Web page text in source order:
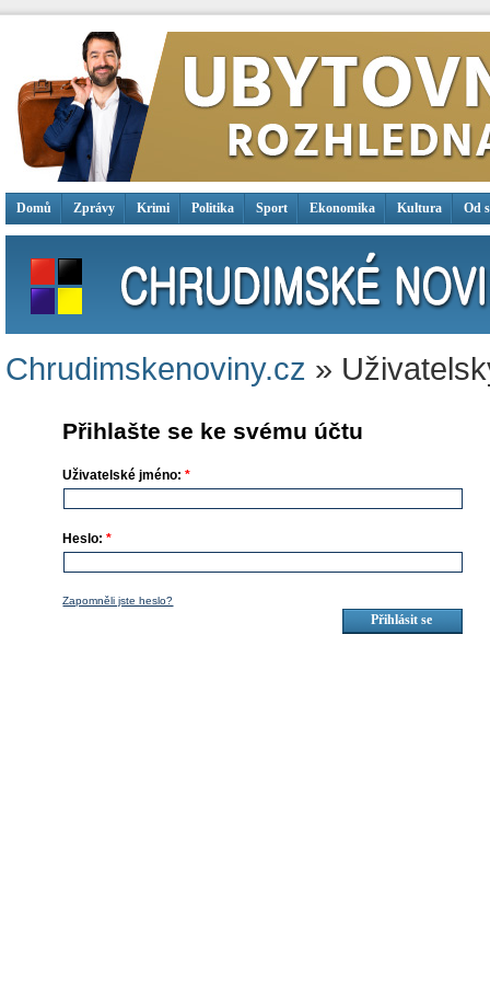
Domů Zprávy Krimi Politika Sport Ekonomika Kultura Od
Chrudimskenoviny.cz »
Přihlašte se ke svému účtu
Uživatelské jméno:*
Heslo:*
Zapomněli jste heslo?